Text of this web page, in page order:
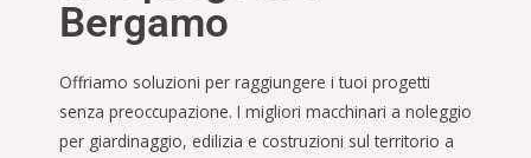
Bergamo
Offriamo soluzioni per raggiungere i tuoi progetti
senza preoccupazione. I migliori macchinari a noleggio
per giardinaggio, edilizia e costruzioni sul territorio a